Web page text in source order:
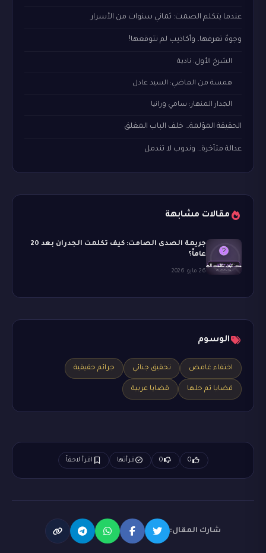
عندما يتكلم الصمت: ثماني سنوات من الأسرار
وجوهٌ تعرفها، وأكاذيب لم تتوقعها!
الشرخ الأول: نادية
همسة من الماضي: السيد عادل
الجدار المنهار: سامي ورانيا
الحقيقة المؤلمة… خلف الباب المغلق
عدالة متأخرة… وندوب لا تندمل
مقالات مشابهة
جريمة الصدى الصامت: كيف تكلمت الجدران بعد 20
عاماً؟
26 مايو 2026
الوسوم
اختفاء غامض تحقيق جنائي جرائم حقيقية
قضايا تم حلها قضايا عربية
0
0 قرأتها اقرأ لاحقاً
شارك المقال: